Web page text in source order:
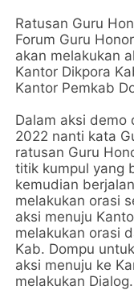
Ratusan Guru
Forum Guru
akan melakukan
Kantor Dikpora
Kantor Pemkab
Dalam aksi demo
2022 nanti kata
ratusan Guru
titik kumpul yang
kemudian
melakukan orasi
aksi menuju
melakukan orasi
Kab. Dompu
aksi menuju ke
melakukan Dialog.